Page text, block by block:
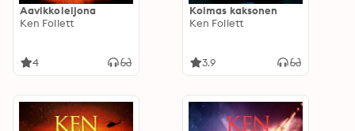
Aavikkoleijona
Ken Follett
4
Kolmas kaksonen
Ken Follett
3.9